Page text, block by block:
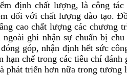
định chất lượng, là công
đối với chất lượng đào tạo.
cao chất lượng các chương
ghi nhận sự chuẩn bị
góp, nhận định hết sức
hạn chế trong các tiêu chí
phát triển hơn nữa trong tương